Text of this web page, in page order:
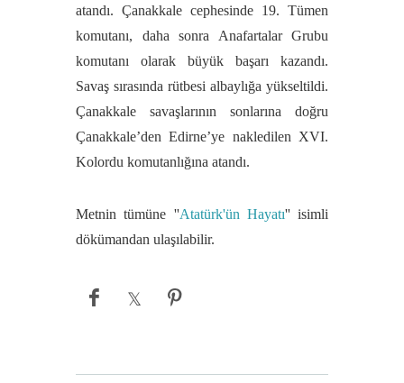
atandı. Çanakkale cephesinde 19. Tümen
komutanı, daha sonra Anafartalar Grubu
komutanı olarak büyük başarı kazandı.
Savaş sırasında rütbesi albaylığa yükseltildi.
Çanakkale savaşlarının sonlarına doğru
Çanakkale’den Edirne’ye nakledilen XVI.
Kolordu komutanlığına atandı.
Metnin tümüne ''Atatürk'ün Hayatı'' isimli
dökümandan ulaşılabilir.